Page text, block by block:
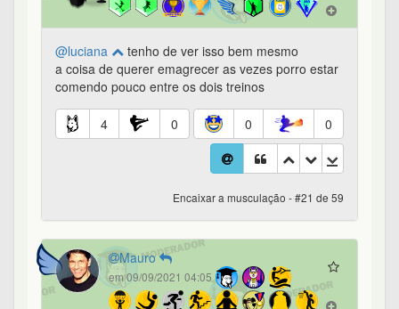
@luciana
tenho de ver isso bem mesmo
a coisa de querer emagrecer as vezes porro estar
comendo pouco entre os dois treinos
4 0 0 0
Encaixar a musculação - #21 de 59
Mauro
em 09/09/2021 04:05